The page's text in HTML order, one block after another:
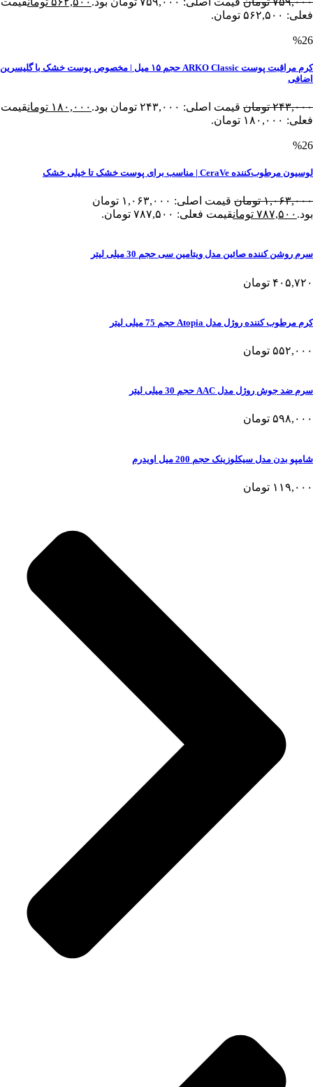
فعلی: ۵۶۲,۵۰۰ تومان.
%26
کرم مراقبت پوست ARKO Classic حجم ۱۵ میل | مخصوص پوست خشک با گلیسرین
اضافی
۲۴۳,۰۰۰ تومان قیمت اصلی: ۲۴۳,۰۰۰ تومان بود. ۱۸۰,۰۰۰ تومانقیمت
فعلی: ۱۸۰,۰۰۰ تومان.
%26
لوسیون مرطوب‌کننده CeraVe | مناسب برای پوست خشک تا خیلی خشک
۱,۰۶۳,۰۰۰ تومان
قیمت اصلی: ۱,۰۶۳,۰۰۰ تومان
بود. ۷۸۷,۵۰۰ تومانقیمت فعلی: ۷۸۷,۵۰۰ تومان.
سرم روشن کننده صائین مدل ویتامین سی حجم 30 میلی لیتر
۴۰۵,۷۲۰ تومان
کرم مرطوب کننده روژل مدل Atopia حجم 75 میلی لیتر
۵۵۲,۰۰۰ تومان
سرم ضد جوش روژل مدل AAC حجم 30 میلی لیتر
۵۹۸,۰۰۰ تومان
شامپو بدن مدل سیکلوزینک حجم 200 میل اویدرم
۱۱۹,۰۰۰ تومان